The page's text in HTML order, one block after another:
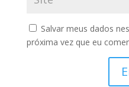
Salvar meus dados
próxima vez que eu